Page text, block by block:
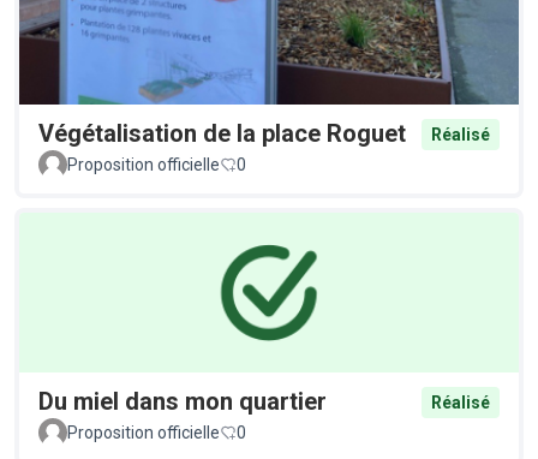
Végétalisation de la place Roguet
Réalisé
Proposition officielle
0
Du miel dans mon quartier
Réalisé
Proposition officielle
0